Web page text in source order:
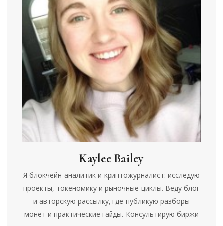
Kaylee Bailey
Я блокчейн-аналитик и криптожурналист: исследую
проекты, токеномику и рыночные циклы. Веду блог
и авторскую рассылку, где публикую разборы
монет и практические гайды. Консультирую биржи